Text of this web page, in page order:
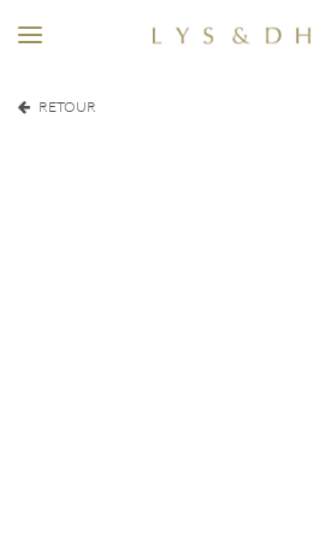
RETOUR